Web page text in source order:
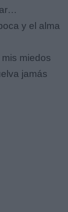
y el alma
miedos
jamás